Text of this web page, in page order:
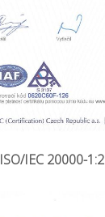
ISO/IEC 20000-